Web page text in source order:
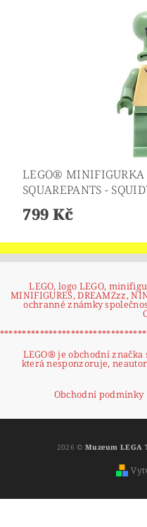
LEGO® MINIFIGURKA
SQUAREPANTS -
799 Kč
LEGO, logo LEGO,
MINIFIGURES, DREAMZzz,
ochranné známky
LEGO® je obchodní značka
která nesponzoruje,
Obchodní podmínky
2026 © Muzeum LEGA